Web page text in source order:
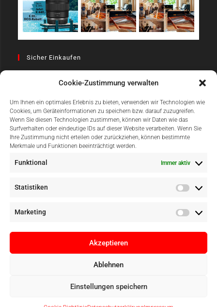
Cookie-Zustimmung verwalten
Um Ihnen ein optimales Erlebnis zu bieten, verwenden wir Technologien wie
Cookies, um Geräteinformationen zu speichern bzw. darauf zuzugreifen.
Wenn Sie diesen Technologien zustimmen, können wir Daten wie das
Surfverhalten oder eindeutige IDs auf dieser Website verarbeiten. Wenn Sie
Ihre Zustimmung nicht erteilen oder zurückziehen, können bestimmte
Merkmale und Funktionen beeinträchtigt werden.
Funktional Immer aktiv
Statistiken
Marketing
Akzeptieren
Ablehnen
Einstellungen speichern
Sicher Einkaufen
Einfach Online Bezahlen
Commerce bypathways digital, Mallorca